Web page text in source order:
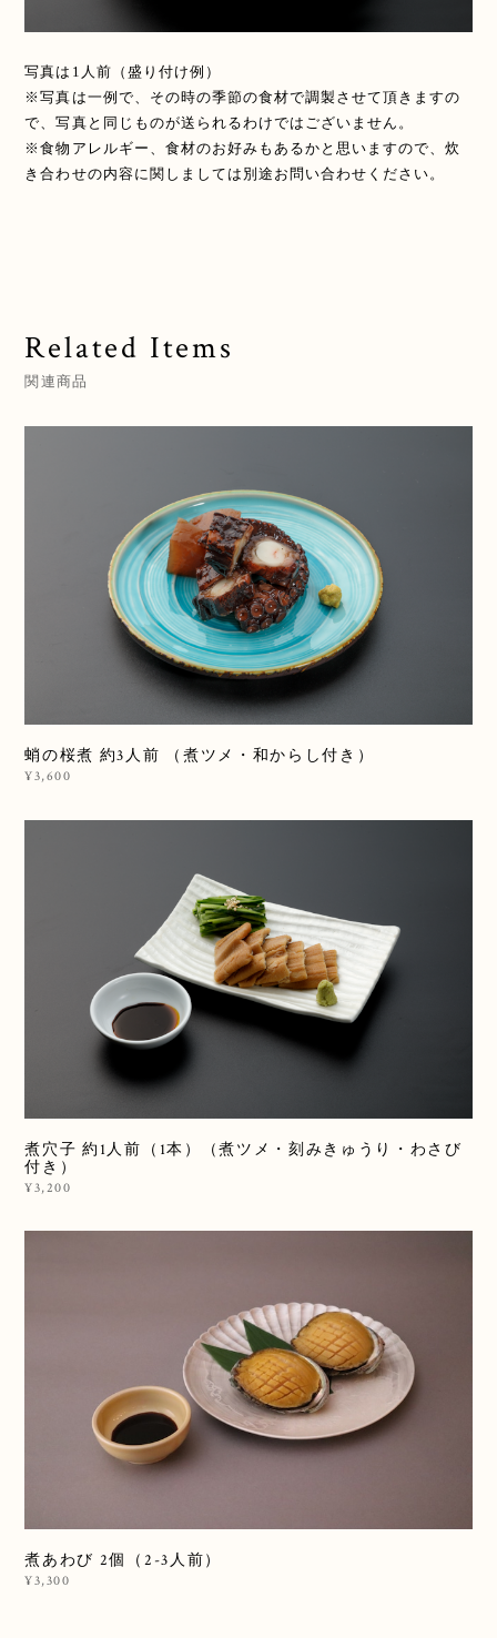
写真は1人前（盛り付け例）
※写真は一例で、その時の季節の食材で調製させて頂きますの
で、写真と同じものが送られるわけではございません。
※食物アレルギー、食材のお好みもあるかと思いますので、炊
き合わせの内容に関しましては別途お問い合わせください。
Related Items
関連商品
蛸の桜煮 約3人前 （煮ツメ・和からし付き）
¥3,600
煮穴子 約1人前（1本）（煮ツメ・刻みきゅうり・わさび
付き）
¥3,200
煮あわび 2個（2-3人前）
¥3,300